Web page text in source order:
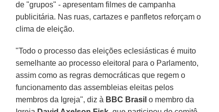
de "grupos" - apresentam filmes de campanha
publicitária. Nas ruas, cartazes e panfletos reforçam o
clima de eleição.
"Todo o processo das eleições eclesiásticas é muito
semelhante ao processo eleitoral para o Parlamento,
assim como as regras democráticas que regem o
funcionamento das assembleias eleitas pelos
membros da Igreja", diz à BBC Brasil o membro da